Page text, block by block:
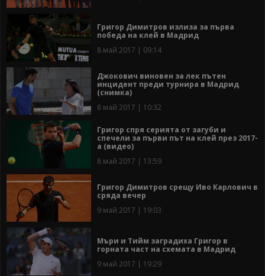
Григор Димитров излиза за първа
победа на клей в Мадрид
8 май 2017 | 09:14
Джокович виновен за лек пътен
инцидент преди турнира в Мадрид
(снимка)
8 май 2017 | 10:32
Григор спря серията от загуби и
спечели за първи път на клей през 2017-
a (видео)
8 май 2017 | 13:59
Григор Димитров срещу Иво Карлович в
сряда вечер
9 май 2017 | 19:03
Мъри и Тийм заградиха Григор в
горната част на схемата в Мадрид
9 май 2017 | 19:29